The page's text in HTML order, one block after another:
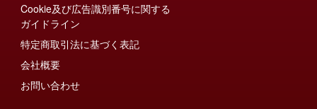
Cookie及び広告識別番号に関する
ガイドライン
特定商取引法に基づく表記
会社概要
お問い合わせ